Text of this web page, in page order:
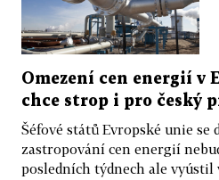
Omezení cen energií v
chce strop i pro český
Šéfové států Evropské unie
zastropování cen energií
posledních týdnech ale vyústil